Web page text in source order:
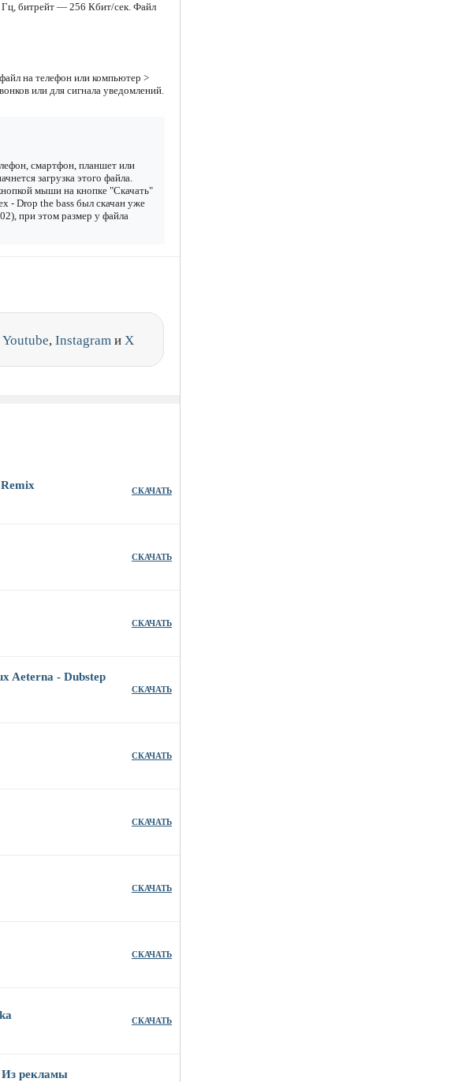
Гц, битрейт — 256 Кбит/сек. Файл
на телефон или компьютер >
или для сигнала уведомлений.
смартфон, планшет или
загрузка этого файла.
мыши на кнопке "Скачать"
- Drop the bass был скачан уже
при этом размер у файла
Youtube, Instagram и X
СКАЧАТЬ
СКАЧАТЬ
СКАЧАТЬ
Aeterna - Dubstep
СКАЧАТЬ
СКАЧАТЬ
СКАЧАТЬ
СКАЧАТЬ
СКАЧАТЬ
СКАЧАТЬ
Из рекламы